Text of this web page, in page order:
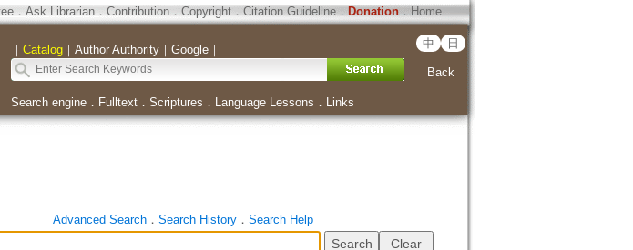
． Ask Librarian． Contribution．Copyright．Citation Guideline． Donation．Home
｜ Catalog｜ Author Authority｜ Google｜ 中 日
Back
Search engine． Fulltext． Scriptures ． Language Lessons ． Links
Advanced Search． Search History． Search Help